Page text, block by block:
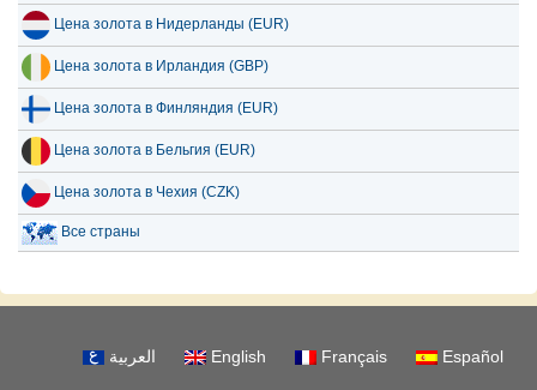
Цена золота в Нидерланды (EUR)
Цена золота в Ирландия (GBP)
Цена золота в Финляндия (EUR)
Цена золота в Бельгия (EUR)
Цена золота в Чехия (CZK)
Все страны
العربية English Français Español